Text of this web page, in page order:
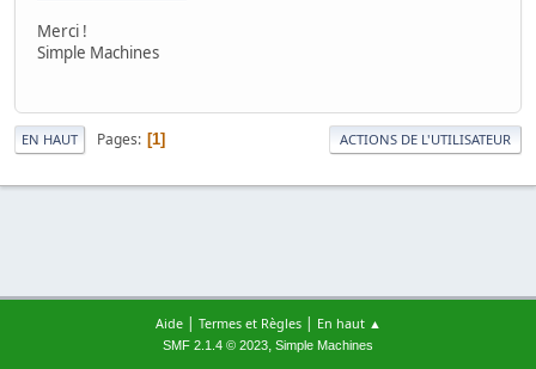
Merci !
Simple Machines
EN HAUT Pages 1 ACTIONS DE L'UTILISATEUR
Aide| Termes et Règles| En haut ▲
SMF 2.1.4 © 2023, Simple Machines